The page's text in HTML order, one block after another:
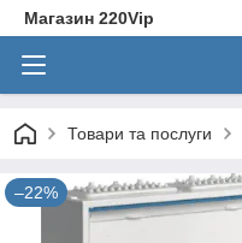
Магазин 220Vip
Товари та послуги
–22%